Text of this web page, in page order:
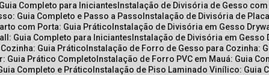
Completo para Iniciantes Instalação de Divisória de Gesso
Guia Completo e Passo a Passo Instalação de Divisória de
com Porta: Guia Prático Instalação de Divisória em Gesso
Guia Completo para Iniciantes Instalação de Divisória em Gesso
Guia Prático Instalação de Forro de Gesso para Cozinha:
Guia Prático Completo Instalação de Forro PVC em Mauá: Guia
Completo e Prático Instalação de Piso Laminado Vinílico: Guia